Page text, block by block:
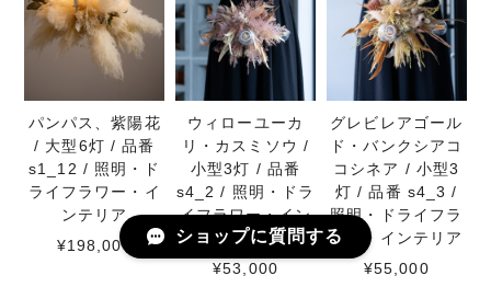
パンパス、紫陽花
/ 大型6灯 / 品番
s1_12 / 照明・ド
ライフラワー・イ
ンテリア
¥198,000
ウィローユーカ
リ・カスミソウ /
小型3灯 / 品番
s4_2 / 照明・ドラ
イフラワー・イン
テリア
¥53,000
グレビレアゴール
ド・バンクシアコ
コシネア / 小型3
灯 / 品番 s4_3 /
照明・ドライフラ
ワー・インテリア
¥55,000
ショップに質問する